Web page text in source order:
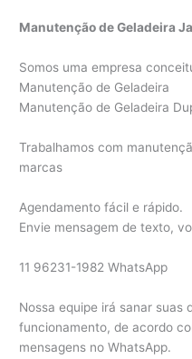
Manutenção de Geladeira
Somos uma empresa
Manutenção de Geladeira
Manutenção de Geladeira
Trabalhamos com
marcas
Agendamento fácil e rápido.
Envie mensagem de texto,
11 96231-1982 WhatsApp
Nossa equipe irá sanar suas
funcionamento, de acordo
mensagens no WhatsApp.